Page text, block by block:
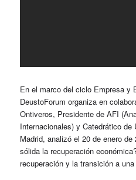
En el marco del ciclo Empresa y
DeustoForum organiza en
Ontiveros, Presidente de AFI
Internacionales) y Catedrático de
Madrid, analizó el 20 de enero
sólida la recuperación
recuperación y la transición a